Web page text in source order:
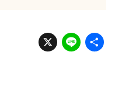
X Li
n